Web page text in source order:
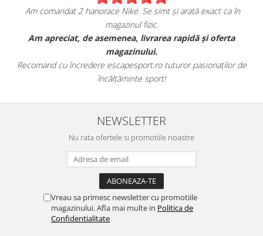
Am comandat 2 hanorace Nike. Se simt și arată exact ca în
magazinul fizic.
Am apreciat, de asemenea, livrarea rapidă și oferta
magazinului.
Recomand cu încredere escapesport.ro tuturor pasionaților de
încălțăminte sport!
NEWSLETTER
Nu rata ofertele si promotiile noastre
Vreau sa primesc newsletter cu promotiile
magazinului. Afla mai multe in Politica de
Confidentialitate